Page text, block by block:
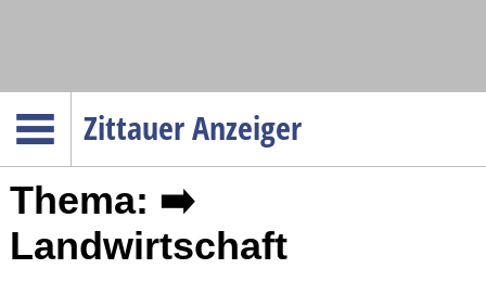
Zittauer Anzeiger
Menüpunkte
Startseite
Gesellschaft
Thema: ➡️
Landwirtschaft